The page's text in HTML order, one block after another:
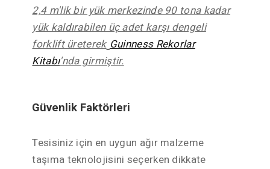
2,4 m'lik bir yük merkezinde 90 tona kadar
yük kaldırabilen üç adet karşı dengeli
forklift üreterek Guinness Rekorlar
Kitabı'nda girmiştir.
Güvenlik Faktörleri
Tesisiniz için en uygun ağır malzeme
taşıma teknolojisini seçerken dikkate